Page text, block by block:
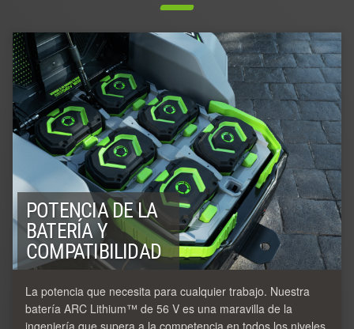
POTENCIA DE LA
BATERÍA Y
COMPATIBILIDAD
La potencia que necesita para cualquier trabajo. Nuestra
batería ARC Lithium™ de 56 V es una maravilla de la